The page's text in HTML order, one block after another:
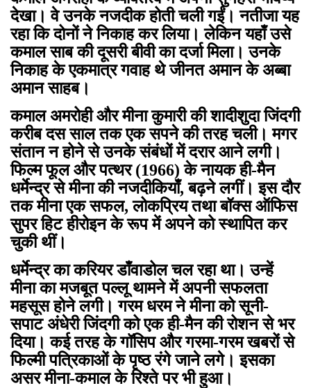
देखा। वे उनके नजदीक होती चली गईं। नतीजा यह
रहा कि दोनों ने निकाह कर लिया। लेकिन यहाँ उसे
कमाल साब की दूसरी बीवी का दर्जा मिला। उनके
निकाह के एकमात्र गवाह थे जीनत अमान के अब्बा
अमान साहब।
कमाल अमरोही और मीना कुमारी की शादीशुदा जिंदगी
करीब दस साल तक एक सपने की तरह चली। मगर
संतान न होने से उनके संबंधों में दरार आने लगी।
फिल्म फूल और पत्थर (1966) के नायक ही-मैन
धर्मेन्द्र से मीना की नजदीकियाँ, बढ़ने लगीं। इस दौर
तक मीना एक सफल, लोकप्रिय तथा बॉक्स ऑफिस
सुपर हिट हीरोइन के रूप में अपने को स्थापित कर
चुकी थीं।
धर्मेन्द्र का करियर डाँवाडोल चल रहा था। उन्हें
मीना का मजबूत पल्लू थामने में अपनी सफलता
महसूस होने लगी। गरम धरम ने मीना को सूनी-
सपाट अंधेरी जिंदगी को एक ही-मैन की रोशन से भर
दिया। कई तरह के गॉसिप और गरमा-गरम खबरों से
फिल्मी पत्रिकाओं के पृष्ठ रंगे जाने लगे। इसका
असर मीना-कमाल के रिश्ते पर भी हुआ।